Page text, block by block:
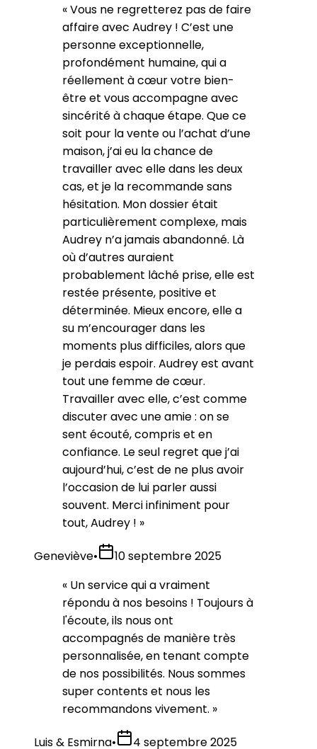
«Vous ne regretterez pas de faire
affaire avec Audrey ! C’est une
personne exceptionnelle,
profondément humaine, qui a
réellement à cœur votre bien-
être et vous accompagne avec
sincérité à chaque étape. Que ce
soit pour la vente ou l’achat d’une
maison, j’ai eu la chance de
travailler avec elle dans les deux
cas, et je la recommande sans
hésitation. Mon dossier était
particulièrement complexe, mais
Audrey n’a jamais abandonné. Là
où d’autres auraient
probablement lâché prise, elle est
restée présente, positive et
déterminée. Mieux encore, elle a
su m’encourager dans les
moments plus difficiles, alors que
je perdais espoir. Audrey est avant
tout une femme de cœur.
Travailler avec elle, c’est comme
discuter avec une amie : on se
sent écouté, compris et en
confiance. Le seul regret que j’ai
aujourd’hui, c’est de ne plus avoir
l’occasion de lui parler aussi
souvent. Merci infiniment pour
tout, Audrey ! »
Geneviève•
10 septembre 2025
« Un service qui a vraiment
répondu à nos besoins ! Toujours à
l'écoute, ils nous ont
accompagnés de manière très
personnalisée, en tenant compte
de nos possibilités. Nous sommes
super contents et nous les
recommandons vivement. »
Luis & Esmirna•
4 septembre 2025